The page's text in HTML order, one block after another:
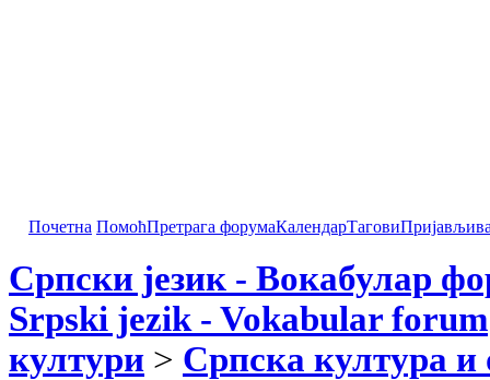
Почетна ПомоћПретрага форумаКалендарТагови
Српски језик - Вокабулар
Srpski jezik - Vokabular forum
култури > Српска култура и